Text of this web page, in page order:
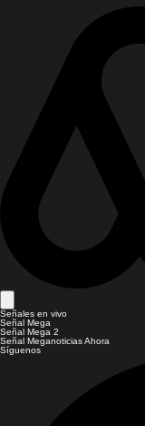
Señales en vivo
Señal Mega
Señal Mega 2
Señal Meganoticias Ahora
Síguenos